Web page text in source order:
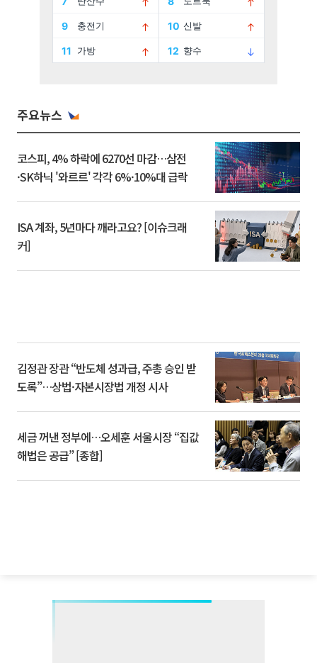
주요뉴스
코스피, 4% 하락에 6270선 마감…삼전
·SK하닉 '와르르' 각각 6%·10%대 급락
ISA 계좌, 5년마다 깨라고요? [이슈크래
커]
김정관 장관 “반도체 성과급, 주총 승인 받
도록”…상법·자본시장법 개정 시사
세금 꺼낸 정부에…오세훈 서울시장 “집값
해법은 공급” [종합]